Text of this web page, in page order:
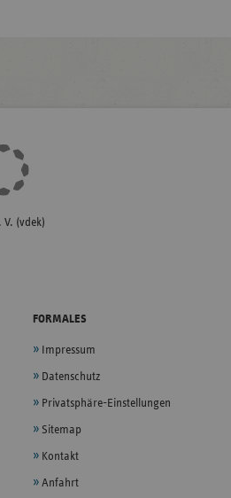
V. (vdek)
FORMALES
Impressum
Datenschutz
Privatsphäre-Einstellungen
Sitemap
Kontakt
Anfahrt